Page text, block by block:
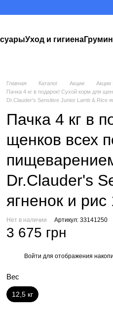
Уход и гигиена
Главная Каталог Акции
Акции
Пачка 4 кг в подарок! Сухой корм для
Dr.Clauder's Sensitive Junior Lamb & Rice
Пачка 4 кг в
щенков всех
Dr.Clauder's
ягненок и рис
Нет в наличии Артикул: 33141250
3 675 грн
Войти для отображения
Вес
12,5 кг